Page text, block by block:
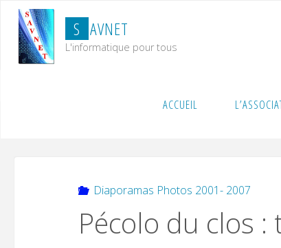
content
S AVNET
L'informatique pour tous
ACCUEIL
Diaporamas Photos 2001- 2007
Pécolo du clos